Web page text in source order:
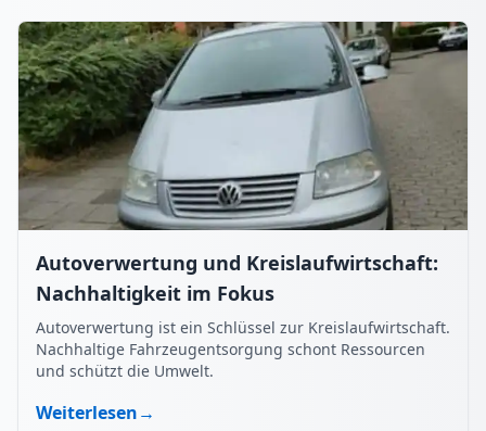
Autoverwertung und Kreislaufwirtschaft:
Nachhaltigkeit im Fokus
Autoverwertung ist ein Schlüssel zur Kreislaufwirtschaft.
Nachhaltige Fahrzeugentsorgung schont Ressourcen
und schützt die Umwelt.
Weiterlesen→